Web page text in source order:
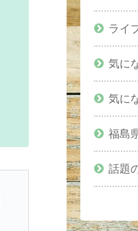
ライ
気に
気に
福島
話題